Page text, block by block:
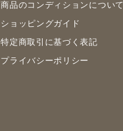
商品のコンディションについて
ショッピングガイド
特定商取引に基づく表記
プライバシーポリシー